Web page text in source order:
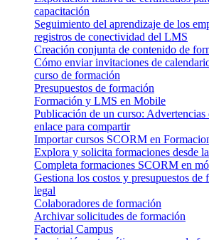
capacitación
Seguimiento del aprendizaje de los
registros de conectividad del LMS
Creación conjunta de contenido de
Cómo enviar invitaciones de
curso de formación
Presupuestos de formación
Formación y LMS en Mobile
Publicación de un curso:
enlace para compartir
Importar cursos SCORM en
Explora y solicita formaciones desde
Completa formaciones SCORM en
Gestiona los costos y presupuestos de
legal
Colaboradores de formación
Archivar solicitudes de formación
Factorial Campus